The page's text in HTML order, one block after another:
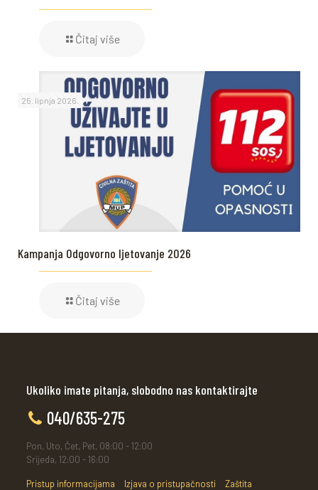
Čitaj više
25. lipnja 2026.
Kampanja Odgovorno ljetovanje 2026
Čitaj više
Ukoliko imate pitanja, slobodno nas kontaktirajte
040/635-275
Pon, Uto, Čet, Pet, 08:00 - 12:00
Srijeda, 12:00 - 16:00
Pristup informacijama Izjava o pristupačnosti
Zaštita